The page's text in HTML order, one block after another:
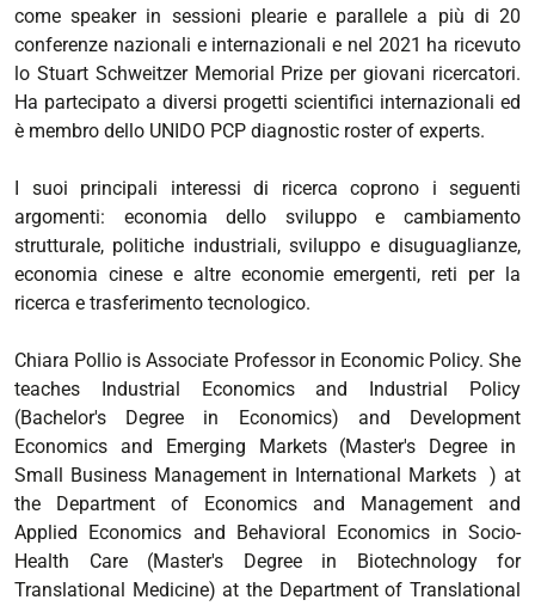
come speaker in sessioni plearie e parallele a più di 20
conferenze nazionali e internazionali e nel 2021 ha ricevuto
lo Stuart Schweitzer Memorial Prize per giovani ricercatori.
Ha partecipato a diversi progetti scientifici internazionali ed
è membro dello UNIDO PCP diagnostic roster of experts.
I suoi principali interessi di ricerca coprono i seguenti
argomenti: economia dello sviluppo e cambiamento
strutturale, politiche industriali, sviluppo e disuguaglianze,
economia cinese e altre economie emergenti, reti per la
ricerca e trasferimento tecnologico.
Chiara Pollio is Associate Professor in Economic Policy. She
teaches Industrial Economics and Industrial Policy
(Bachelor's Degree in Economics) and Development
Economics and Emerging Markets (Master's Degree in
Small Business Management in International Markets ) at
the Department of Economics and Management and
Applied Economics and Behavioral Economics in Socio-
Health Care (Master's Degree in Biotechnology for
Translational Medicine) at the Department of Translational